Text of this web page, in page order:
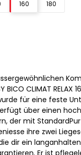
160 180
BICO CLIMAT RELAX
für eine feste
über einen
der mit
ihre zwei
dir ein